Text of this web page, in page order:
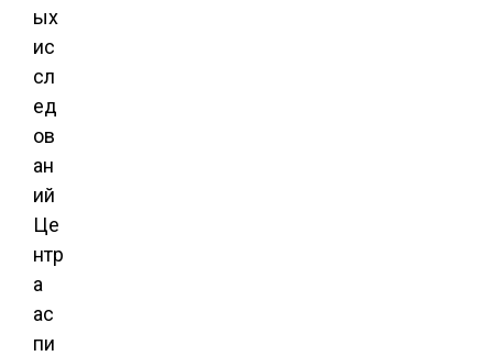
ых
ис
сл
ед
ов
ан
ий
Це
нтр
а
ас
пи